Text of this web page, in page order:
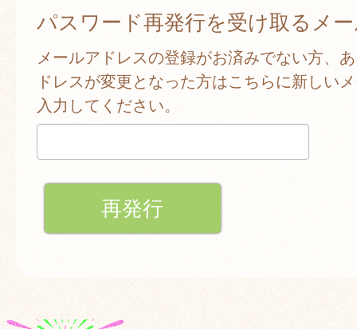
パスワード再発行を受け取るメ
メールアドレスの登録がお済みでない方、
ドレスが変更となった方はこちらに新しい
入力してください。